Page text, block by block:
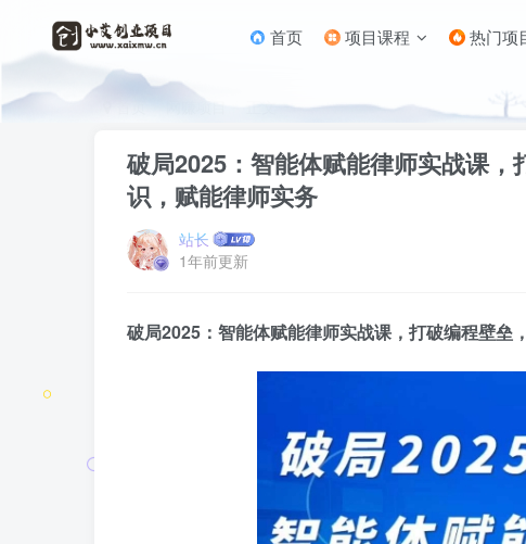
首页 项目课程 热门项
首页 正文
破局2025：智能体赋能律师实战课
识，赋能律师实务
站长
1年前更新
破局2025： 智能体赋能律师实战课 ，打破编程壁垒